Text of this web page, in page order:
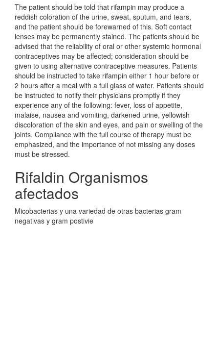
The patient should be told that rifampin may produce a
reddish coloration of the urine, sweat, sputum, and tears,
and the patient should be forewarned of this. Soft contact
lenses may be permanently stained. The patients should be
advised that the reliability of oral or other systemic hormonal
contraceptives may be affected; consideration should be
given to using alternative contraceptive measures. Patients
should be instructed to take rifampin either 1 hour before or
2 hours after a meal with a full glass of water. Patients should
be instructed to notify their physicians promptly if they
experience any of the following: fever, loss of appetite,
malaise, nausea and vomiting, darkened urine, yellowish
discoloration of the skin and eyes, and pain or swelling of the
joints. Compliance with the full course of therapy must be
emphasized, and the importance of not missing any doses
must be stressed.
Rifaldin Organismos
afectados
Micobacterias y una variedad de otras bacterias gram
negativas y gram postivie